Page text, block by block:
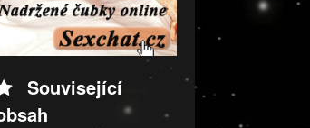
Související